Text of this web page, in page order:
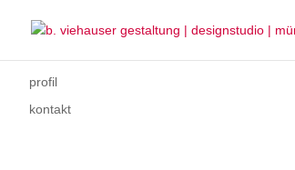
profil
kontakt